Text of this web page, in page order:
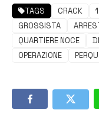
TAGS CRACK
GROSSISTA
QUARTIERE NOCE
OPERAZIONE